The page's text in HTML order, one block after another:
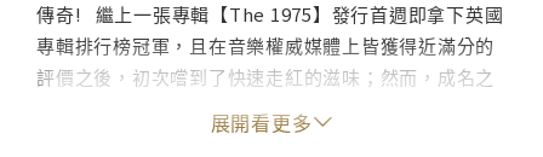
傳奇! 繼上一張專輯【The 1975】發行首週即拿下英國
專輯排行榜冠軍，且在音樂權威媒體上皆獲得近滿分的
評價之後，初次嚐到了快速走紅的滋味；然而，成名之
後卻讓樂團在自我定位上有所徬徨。因此，1975樂團自
2014年開始彷彿從所有媒體上消失，他們不斷地去探索
展開看更多